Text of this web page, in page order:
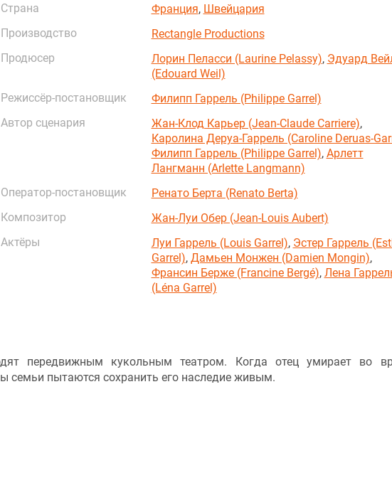
Страна
Франция, Швейцария
Производство
Rectangle Productions
Продюсер
Лорин Пеласси (Laurine Pelassy), Эдуард
(Edouard Weil)
Режиссёр-постановщик
Филипп Гаррель (Philippe Garrel)
Автор сценария
Жан-Клод Карьер (Jean-Claude Carriere),
Каролина Деруа-Гаррель (Caroline Deruas-
Филипп Гаррель (Philippe Garrel), Арлетт
Лангманн (Arlette Langmann)
Оператор-постановщик
Ренато Берта (Renato Berta)
Композитор
Жан-Луи Обер (Jean-Louis Aubert)
Актёры
Луи Гаррель (Louis Garrel), Эстер Гаррель
Garrel), Дамьен Монжен (Damien Mongin),
Франсин Берже (Francine Bergé), Лена
(Léna Garrel)
передвижным кукольным театром. Когда отец умирает во
семьи пытаются сохранить его наследие живым.